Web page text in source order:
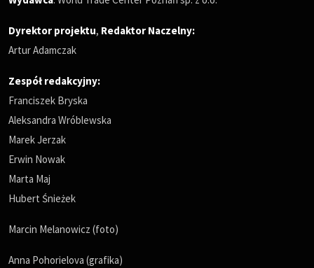
Dyrektor projektu, Redaktor Naczelny:
Artur Adamczak
Zespół redakcyjny:
Franciszek Bryska
Aleksandra Wróblewska
Marek Jerzak
Erwin Nowak
Marta Maj
Hubert Śnieżek
Marcin Melanowicz (foto)
Anna Pohorielova (grafika)